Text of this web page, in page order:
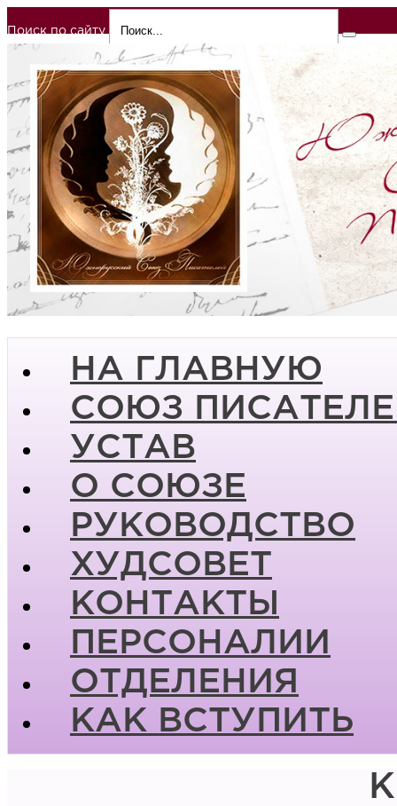
Поиск по сайту
НА ГЛАВНУЮ
СОЮЗ
УСТАВ
О СОЮЗЕ
РУКОВОДСТВО
ХУДСОВЕТ
КОНТАКТЫ
ПЕРСОНАЛИИ
ОТДЕЛЕНИЯ
КАК ВСТУПИТЬ